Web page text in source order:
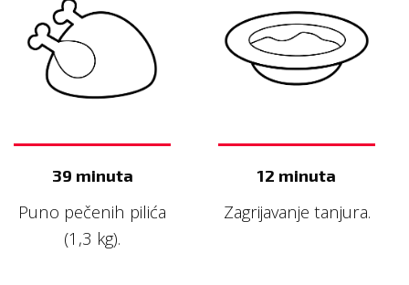
39 minuta
Puno pečenih pilića
(1,3 kg).
12 minuta
Zagrijavanje tanjura.